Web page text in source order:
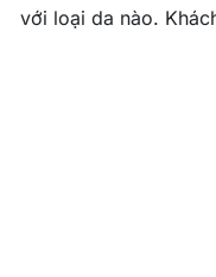
với loại da nào.